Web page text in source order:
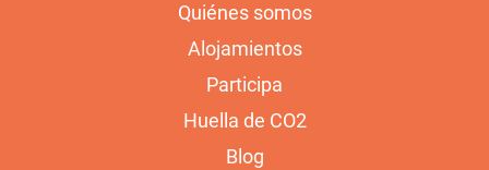
Quiénes somos
Alojamientos
Participa
Huella de CO2
Blog